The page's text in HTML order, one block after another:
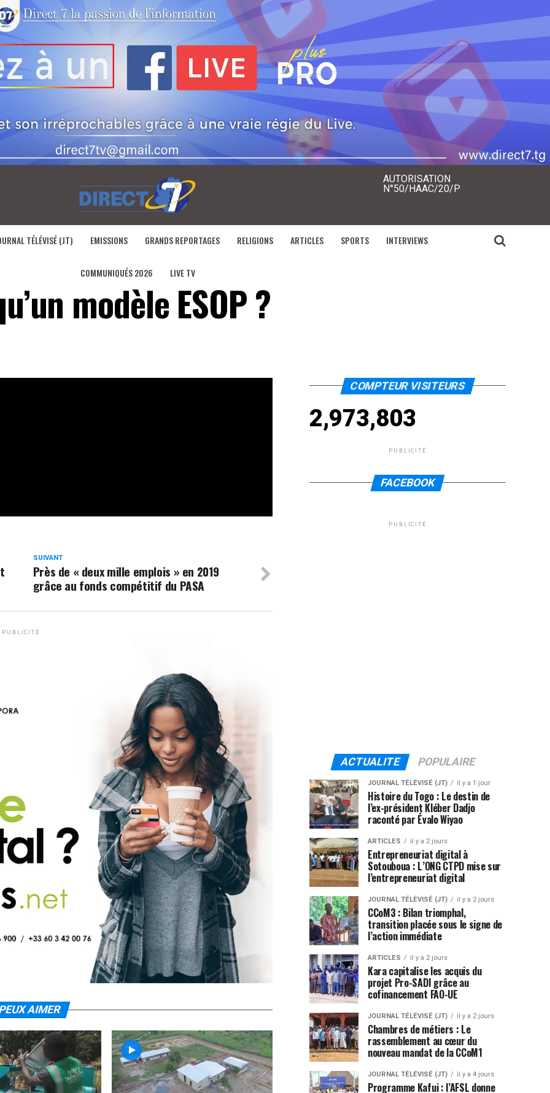
AUTORISATION
N°50/HAAC/20/P
TÉLÉVISÉ (JT) EMISSIONS GRANDS REPORTAGES RELIGIONS ARTICLES SPORTS INTERVIEWS
COMMUNIQUÉS 2026 LIVE TV
modèle ESOP ?
SUIVANT
Près de « deux mille emplois » en 2019
grâce au fonds compétitif du PASA
PUBLICITÉ
AIMER
COMPTEUR VISITEURS
2,973,803
PUBLICITÉ
FACEBOOK
PUBLICITÉ
ACTUALITE POPULAIRE
JOURNAL TÉLÉVISÉ (JT) il y a 1 jour
Histoire du Togo : Le destin de
l’ex-président Kléber Dadjo
raconté par Évalo Wiyao
ARTICLES il y a 2 jours
Entrepreneuriat digital à
Sotouboua : L’ONG CTPD mise sur
l’entrepreneuriat digital
JOURNAL TÉLÉVISÉ (JT) il y a 2 jours
CCoM3 : Bilan triomphal,
transition placée sous le signe de
l’action immédiate
ARTICLES il y a 2 jours
Kara capitalise les acquis du
projet Pro-SADI grâce au
cofinancement FAO-UE
JOURNAL TÉLÉVISÉ (JT) il y a 2 jours
Chambres de métiers : Le
rassemblement au cœur du
nouveau mandat de la CCoM1
JOURNAL TÉLÉVISÉ (JT) il y a 4 jours
Programme Kafui : l’AFSL donne